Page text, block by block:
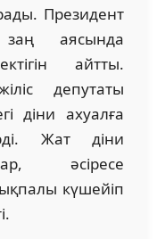
Президент
заң аясында
айтты.
депутаты
діни ахуалға
Жат діни
әсіресе
күшейіп